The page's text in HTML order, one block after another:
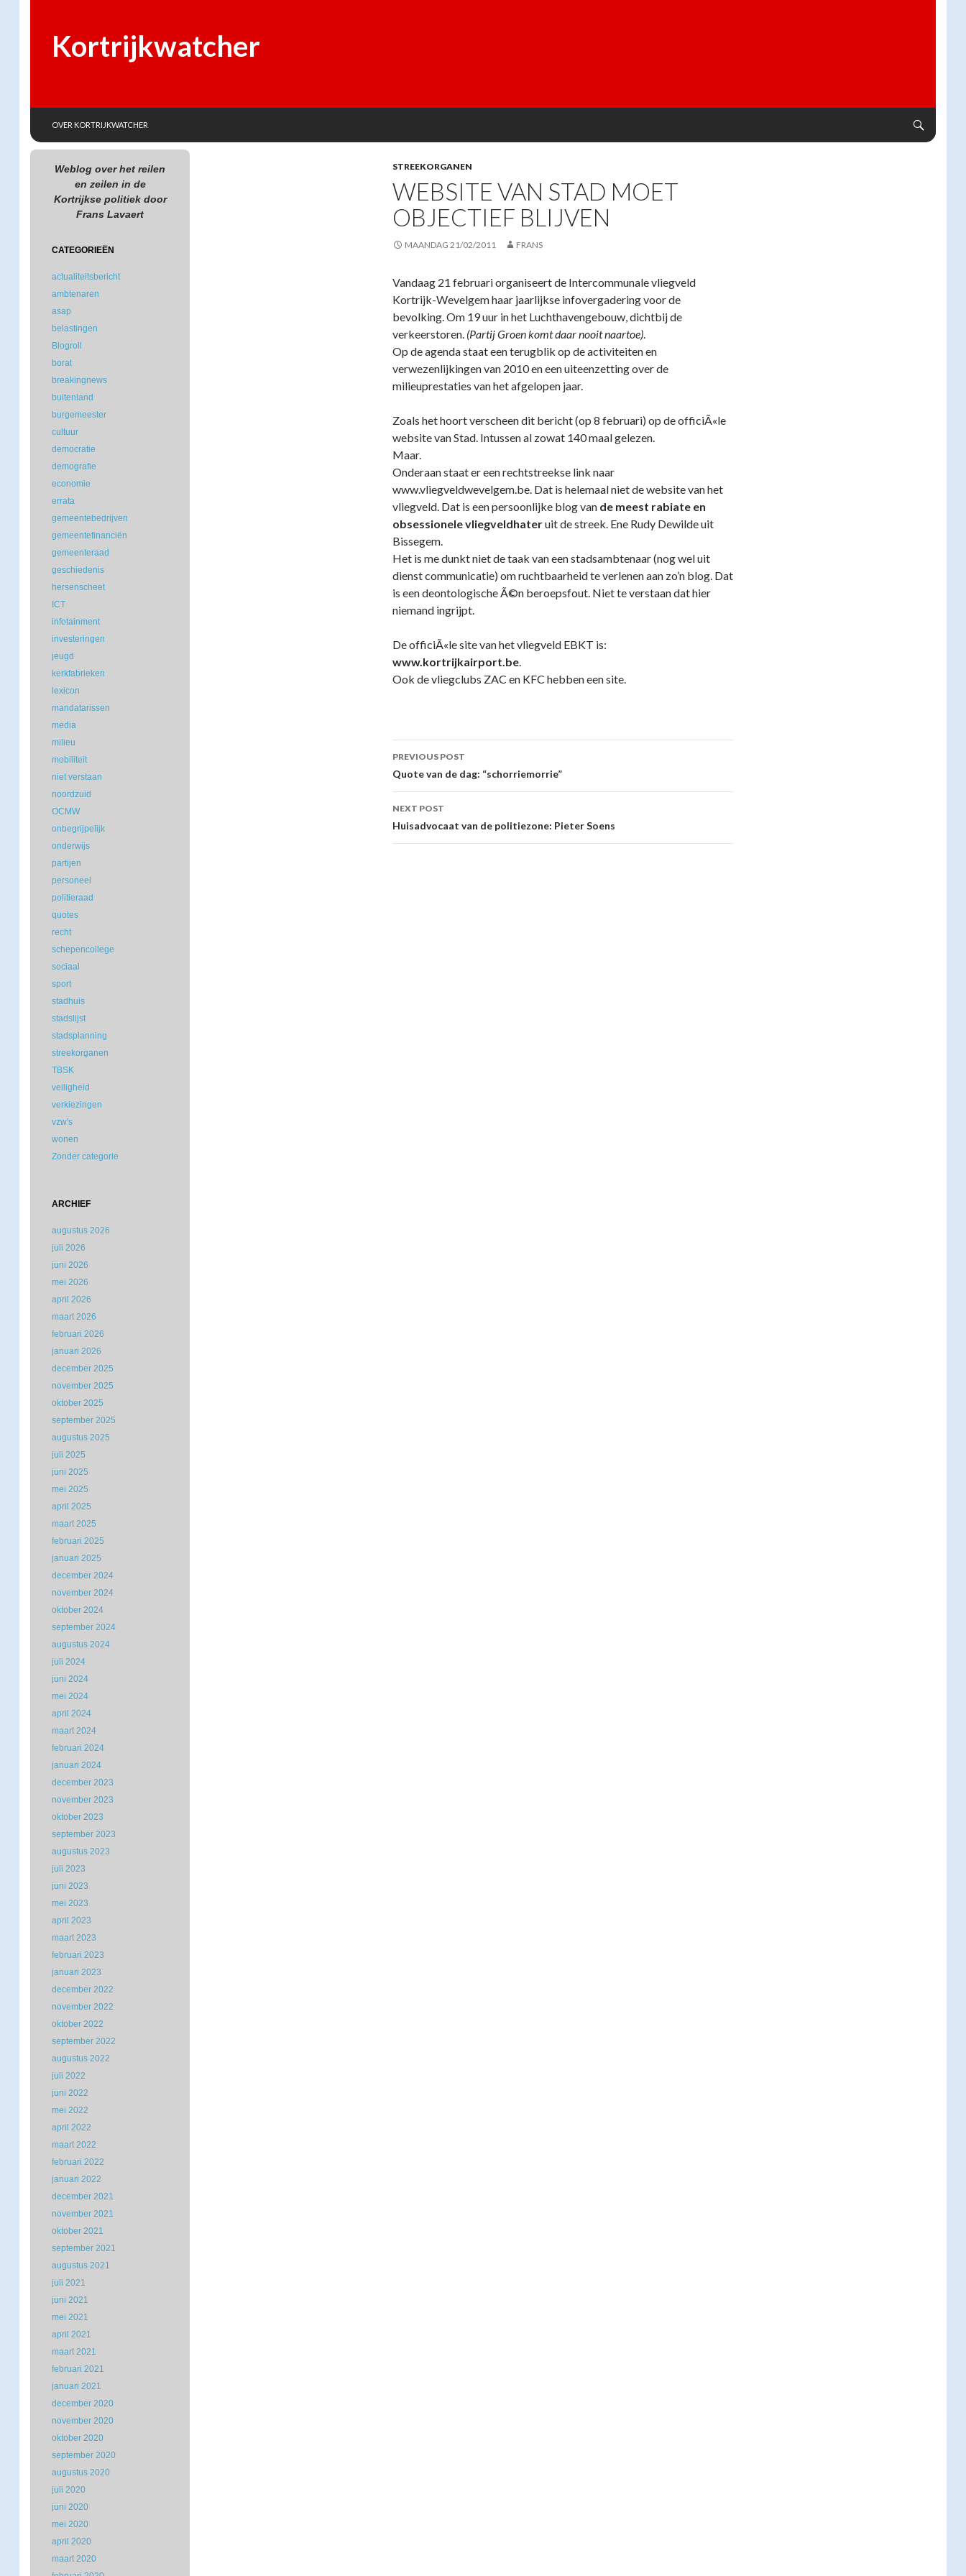
Kortrijkwatcher
OVER KORTRIJKWATCHER
STREEKORGANEN
WEBSITE VAN STAD MOET
OBJECTIEF BLIJVEN
MAANDAG 21/02/2011 FRANS
Vandaag 21 februari organiseert de Intercommunale vliegveld
Kortrijk-Wevelgem haar jaarlijkse infovergadering voor de
bevolking. Om 19 uur in het Luchthavengebouw, dichtbij de
verkeerstoren. (Partij Groen komt daar nooit naartoe).
Op de agenda staat een terugblik op de activiteiten en
verwezenlijkingen van 2010 en een uiteenzetting over de
milieuprestaties van het afgelopen jaar.
Zoals het hoort verscheen dit bericht (op 8 februari) op de officiÃ«le
website van Stad. Intussen al zowat 140 maal gelezen.
Maar.
Onderaan staat er een rechtstreekse link naar
www.vliegveldwevelgem.be. Dat is helemaal niet de website van het
vliegveld. Dat is een persoonlijke blog van de meest rabiate en
obsessionele vliegveldhateruit de streek. Ene Rudy Dewilde uit
Bissegem.
Het is me dunkt niet de taak van een stadsambtenaar (nog wel uit
dienst communicatie) om ruchtbaarheid te verlenen aan zo’n blog. Dat
is een deontologische Ã©n beroepsfout. Niet te verstaan dat hier
niemand ingrijpt.
De officiÃ«le site van het vliegveld EBKT is:
www.kortrijkairport.be.
Ook de vliegclubs ZAC en KFC hebben een site.
Post
navigation
PREVIOUS POST
Quote van de dag: “schorriemorrie”
NEXT POST
Huisadvocaat van de politiezone: Pieter Soens
Weblog over het reilen
en zeilen in de
Kortrijkse politiek door
Frans Lavaert
CATEGORIEËN
actualiteitsbericht
ambtenaren
asap
belastingen
Blogroll
borat
breakingnews
buitenland
burgemeester
cultuur
democratie
demografie
economie
errata
gemeentebedrijven
gemeentefinanciën
gemeenteraad
geschiedenis
hersenscheet
ICT
infotainment
investeringen
jeugd
kerkfabrieken
lexicon
mandatarissen
media
milieu
mobiliteit
niet verstaan
noordzuid
OCMW
onbegrijpelijk
onderwijs
partijen
personeel
politieraad
quotes
recht
schepencollege
sociaal
sport
stadhuis
stadslijst
stadsplanning
streekorganen
TBSK
veiligheid
verkiezingen
vzw's
wonen
Zonder categorie
ARCHIEF
augustus 2026
juli 2026
juni 2026
mei 2026
april 2026
maart 2026
februari 2026
januari 2026
december 2025
november 2025
oktober 2025
september 2025
augustus 2025
juli 2025
juni 2025
mei 2025
april 2025
maart 2025
februari 2025
januari 2025
december 2024
november 2024
oktober 2024
september 2024
augustus 2024
juli 2024
juni 2024
mei 2024
april 2024
maart 2024
februari 2024
januari 2024
december 2023
november 2023
oktober 2023
september 2023
augustus 2023
juli 2023
juni 2023
mei 2023
april 2023
maart 2023
februari 2023
januari 2023
december 2022
november 2022
oktober 2022
september 2022
augustus 2022
juli 2022
juni 2022
mei 2022
april 2022
maart 2022
februari 2022
januari 2022
december 2021
november 2021
oktober 2021
september 2021
augustus 2021
juli 2021
juni 2021
mei 2021
april 2021
maart 2021
februari 2021
januari 2021
december 2020
november 2020
oktober 2020
september 2020
augustus 2020
juli 2020
juni 2020
mei 2020
april 2020
maart 2020